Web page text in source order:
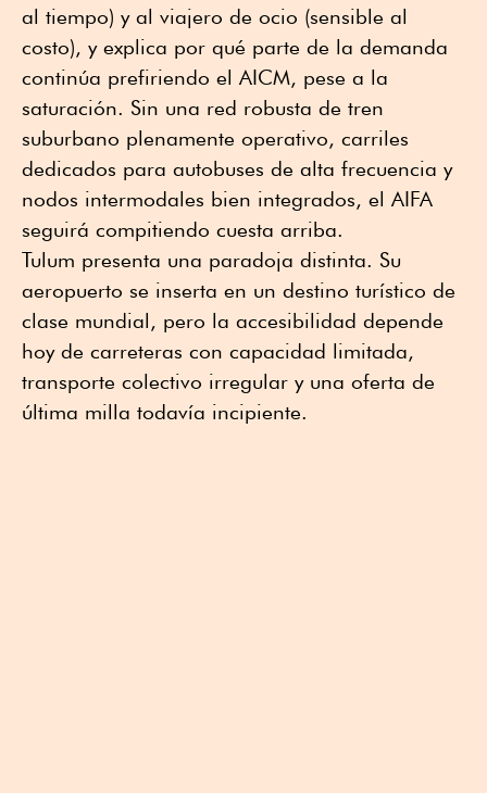
al tiempo) y al viajero de ocio (sensible al
costo), y explica por qué parte de la demanda
continúa prefiriendo el AICM, pese a la
saturación. Sin una red robusta de tren
suburbano plenamente operativo, carriles
dedicados para autobuses de alta frecuencia y
nodos intermodales bien integrados, el AIFA
seguirá compitiendo cuesta arriba.
Tulum presenta una paradoja distinta. Su
aeropuerto se inserta en un destino turístico de
clase mundial, pero la accesibilidad depende
hoy de carreteras con capacidad limitada,
transporte colectivo irregular y una oferta de
última milla todavía incipiente.